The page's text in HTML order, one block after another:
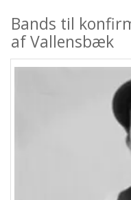
Bands til
af Vallensbæk